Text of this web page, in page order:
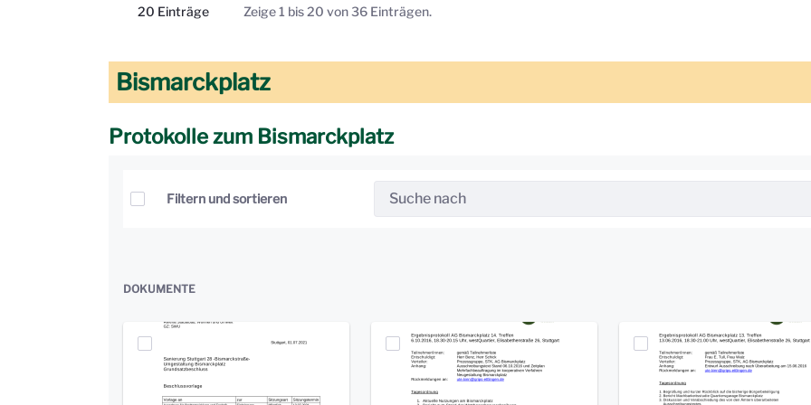
20 Einträge
Pro Seite Zeige 1 bis 20 von 36 Einträgen.
Bismarckplatz
Protokolle zum Bismarckplatz
Elemente auswählen
Filtern und sortieren
DOKUMENTE